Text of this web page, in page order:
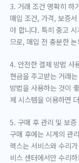
3. 거래 조건 명확히 하
매입 조건, 가격, 보증
야 합니다. 특히 중고
므로, 매입 전 충분한
4. 안전한 결제 방법 사
현금을 주고받는 거래
방법을 사용하는 것이
제 시스템을 이용하면
5. 구매 후 관리 및 보증
구매 후에는 시계의 관
렉스는 서비스와 수리
비스 센터에서만 수리